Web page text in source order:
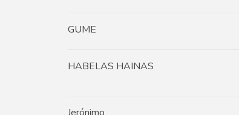
GUME
HABELAS HAINAS